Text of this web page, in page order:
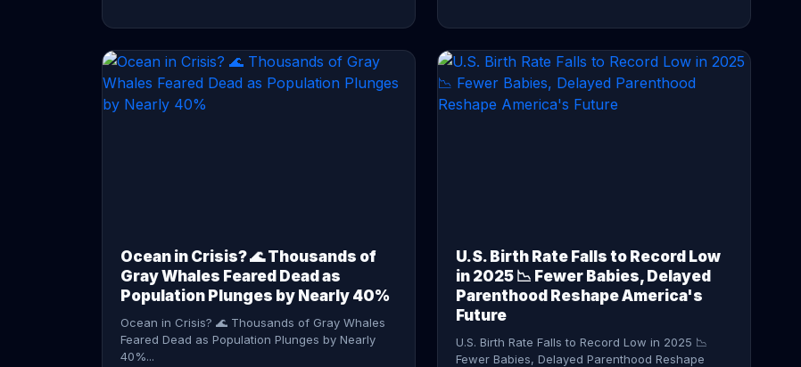
Ocean in Crisis? 🌊 Thousands of
Gray Whales Feared Dead as
Population Plunges by Nearly 40%
Ocean in Crisis? 🌊 Thousands of Gray Whales
Feared Dead as Population Plunges by Nearly
40%...
U.S. Birth Rate Falls to Record Low
in 2025 📉 Fewer Babies, Delayed
Parenthood Reshape America's
Future
U.S. Birth Rate Falls to Record Low in 2025 📉
Fewer Babies, Delayed Parenthood Reshape